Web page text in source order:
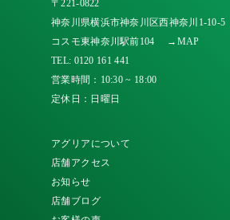
〒221-0822
神奈川県横浜市神奈川区西神奈川1-10-5
コスモ東神奈川駅前104
→MAP
TEL: 0120 161 441
営業時間：10:30 ~ 18:00
定休日：日曜日
アグリアについて
店舗アクセス
お知らせ
店舗ブログ